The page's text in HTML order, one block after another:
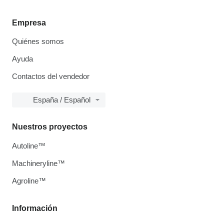
Empresa
Quiénes somos
Ayuda
Contactos del vendedor
España / Español
Información
Nuestros proyectos
Autoline™
Machineryline™
Agroline™